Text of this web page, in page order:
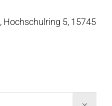
, Hochschulring 5, 15745
